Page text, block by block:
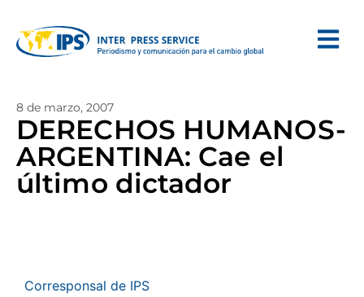
8 de marzo, 2007
DERECHOS HUMANOS-
ARGENTINA: Cae el
último dictador
Corresponsal de IPS